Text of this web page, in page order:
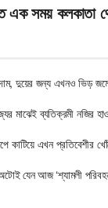
এক সময় কলকাতা
দুয়ের জন্য এখনও ভিড় জমে
মাঝেই ব্যতিক্রমী নজির
কাটিয়ে এখন প্রতিবেশীর
যেন আজ ‘শ্যামলী